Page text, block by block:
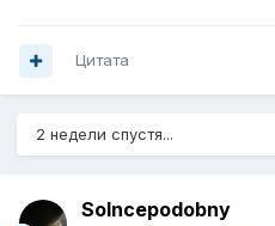
Цитата
2 недели спустя...
Solncepodobny